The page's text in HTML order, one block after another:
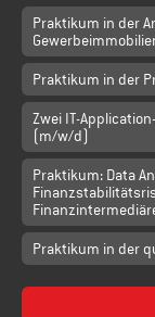
Praktikum in der
Praktikum in der
Zwei IT-
(m/w/d)
Praktikum: Data
Praktikum in der